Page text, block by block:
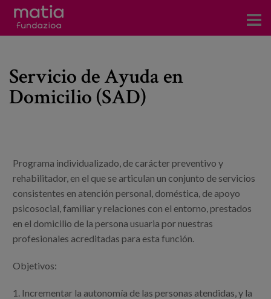
Servicios
Eventos
Blog
es
eu
Servicio de Ayuda en
Domicilio (SAD)
Programa individualizado, de carácter preventivo y
rehabilitador, en el que se articulan un conjunto de servicios
consistentes en atención personal, doméstica, de apoyo
psicosocial, familiar y relaciones con el entorno, prestados
en el domicilio de la persona usuaria por nuestras
profesionales acreditadas para esta función.
Objetivos:
1. Incrementar la autonomía de las personas atendidas, y la